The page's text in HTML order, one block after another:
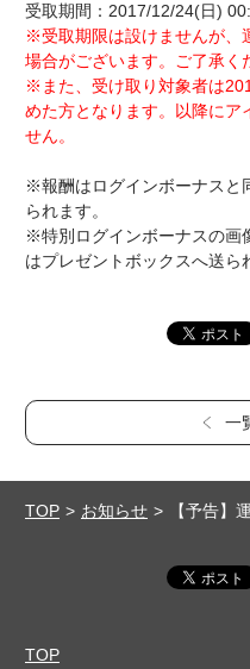
受取期間：2017/12/24(日)
※受取期限は設けませんが、
場合がございます。ご了承く
※また、受け取り対象者は
めた方となります。以降にア
せん。
※報酬はログインボーナスと
られます。
※特別ログインボーナスの画
はプレゼントボックスへ送ら
一
TOP お知らせ 【予告】
TOP